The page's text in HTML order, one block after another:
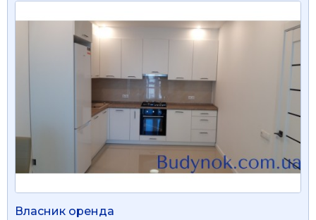
Власник оренда